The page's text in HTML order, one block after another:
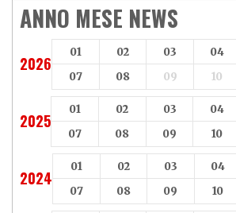
ANNO MESE NEWS
2026
01 02 03 04
07
08 09 10
2025
01 02 03 04
07
08 09 10
2024
01 02 03 04
07
08 09 10